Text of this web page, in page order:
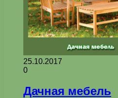
25.10.2017
0
Дачная мебель